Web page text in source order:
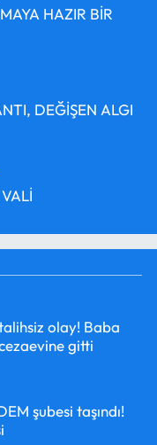
HAZIR BİR
DEĞİŞEN ALGI
olay! Baba
gitti
şubesi taşındı!